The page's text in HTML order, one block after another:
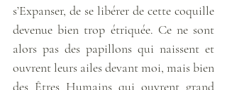
s’Expanser, de se libérer de cette coquille
devenue bien trop étriquée. Ce ne sont
alors pas des papillons qui naissent et
ouvrent leurs ailes devant moi, mais bien
des Êtres Humains qui ouvrent grand